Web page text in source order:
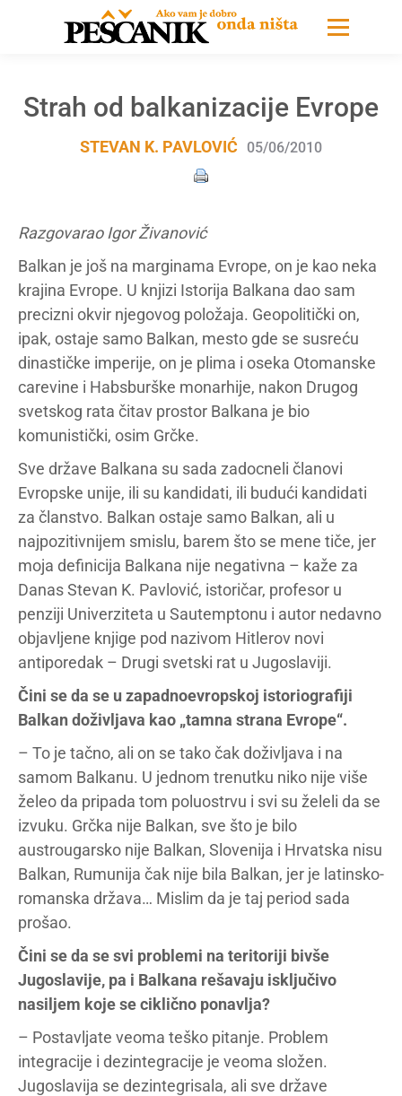
Strah od balkanizacije Evrope
STEVAN K. PAVLOVIĆ 05/06/2010
Razgovarao Igor Živanović
Balkan je još na marginama Evrope, on je kao neka
krajina Evrope. U knjizi Istorija Balkana dao sam
precizni okvir njegovog položaja. Geopolitički on,
ipak, ostaje samo Balkan, mesto gde se susreću
dinastičke imperije, on je plima i oseka Otomanske
carevine i Habsburške monarhije, nakon Drugog
svetskog rata čitav prostor Balkana je bio
komunistički, osim Grčke.
Sve države Balkana su sada zadocneli članovi
Evropske unije, ili su kandidati, ili budući kandidati
za članstvo. Balkan ostaje samo Balkan, ali u
najpozitivnijem smislu, barem što se mene tiče, jer
moja definicija Balkana nije negativna – kaže za
Danas Stevan K. Pavlović, istoričar, profesor u
penziji Univerziteta u Sautemptonu i autor nedavno
objavljene knjige pod nazivom Hitlerov novi
antiporedak – Drugi svetski rat u Jugoslaviji.
Čini se da se u zapadnoevropskoj istoriografiji
Balkan doživljava kao „tamna strana Evrope“.
– To je tačno, ali on se tako čak doživljava i na
samom Balkanu. U jednom trenutku niko nije više
želeo da pripada tom poluostrvu i svi su želeli da se
izvuku. Grčka nije Balkan, sve što je bilo
austrougarsko nije Balkan, Slovenija i Hrvatska nisu
Balkan, Rumunija čak nije bila Balkan, jer je latinsko-
romanska država… Mislim da je taj period sada
prošao.
Čini se da se svi problemi na teritoriji bivše
Jugoslavije, pa i Balkana rešavaju isključivo
nasiljem koje se ciklično ponavlja?
– Postavljate veoma teško pitanje. Problem
integracije i dezintegracije je veoma složen.
Jugoslavija se dezintegrisala, ali sve države